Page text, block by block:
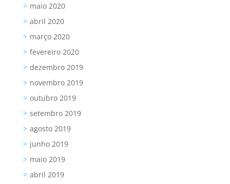
maio 2020
abril 2020
março 2020
fevereiro 2020
dezembro 2019
novembro 2019
outubro 2019
setembro 2019
agosto 2019
junho 2019
maio 2019
abril 2019